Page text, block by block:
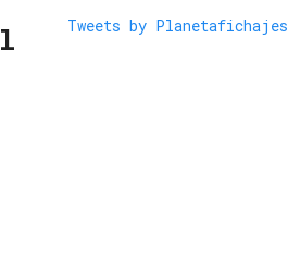
Tweets by Planetafichajes